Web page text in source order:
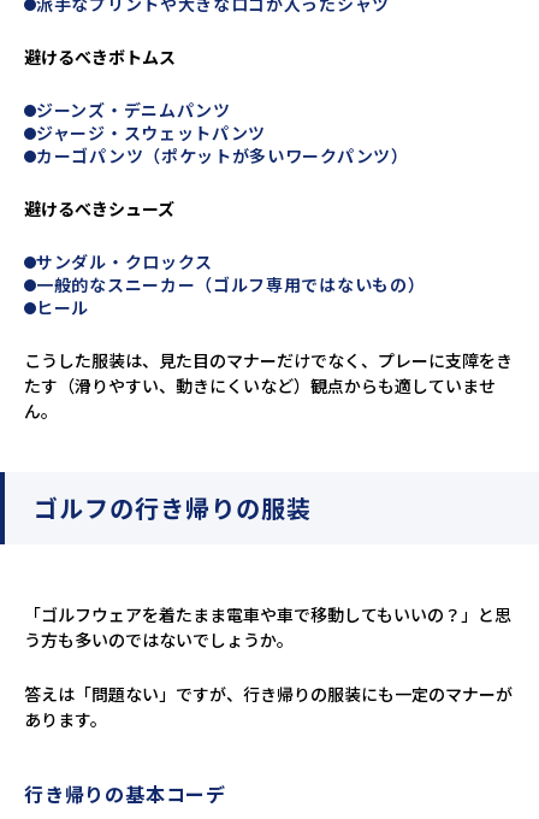
避けるべきボトムス
ジーンズ・デニムパンツ
ジャージ・スウェットパンツ
カーゴパンツ（ポケットが多いワークパンツ）
避けるべきシューズ
サンダル・クロックス
一般的なスニーカー（ゴルフ専用ではないもの）
ヒール
こうした服装は、見た目のマナーだけでなく、プレーに支障をき
たす（滑りやすい、動きにくいなど）観点からも適していませ
ん。
ゴルフの行き帰りの服装
「ゴルフウェアを着たまま電車や車で移動してもいいの？」と思
う方も多いのではないでしょうか。
答えは「問題ない」ですが、行き帰りの服装にも一定のマナーが
あります。
行き帰りの基本コーデ